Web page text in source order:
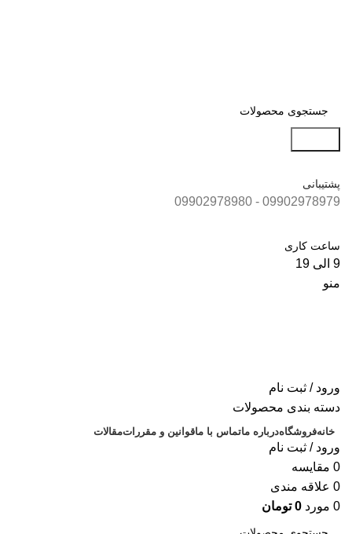
پشتیبانی
09902978979 - 09902978980
ساعت کاری
9 الی 19
منو
ورود / ثبت نام
دسته بندی محصولات
خانهفروشگاهدرباره ماتماس با ماقوانین و مقرراتمقالات
ورود / ثبت نام
0 مقايسه
0 علاقه مندی
0 مورد 0 تومان